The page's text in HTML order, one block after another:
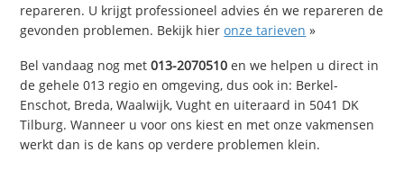
repareren. U krijgt professioneel advies én we repareren de
gevonden problemen. Bekijk hieronze tarieven »
Bel vandaag nog met013-2070510 en we helpen u direct in
de gehele 013 regio en omgeving, dus ook in: Berkel-
Enschot, Breda, Waalwijk, Vught en uiteraard in 5041 DK
Tilburg. Wanneer u voor ons kiest en met onze vakmensen
werkt dan is de kans op verdere problemen klein.